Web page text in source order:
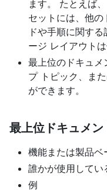
ます。 たとえば
セットには、他の
ドや手順に関す
ージ レイアウト
最上位のドキュメ
プ トピック、ま
ができます。
最上位ドキュメ
機能または製品ベ
誰かが使用してい
例